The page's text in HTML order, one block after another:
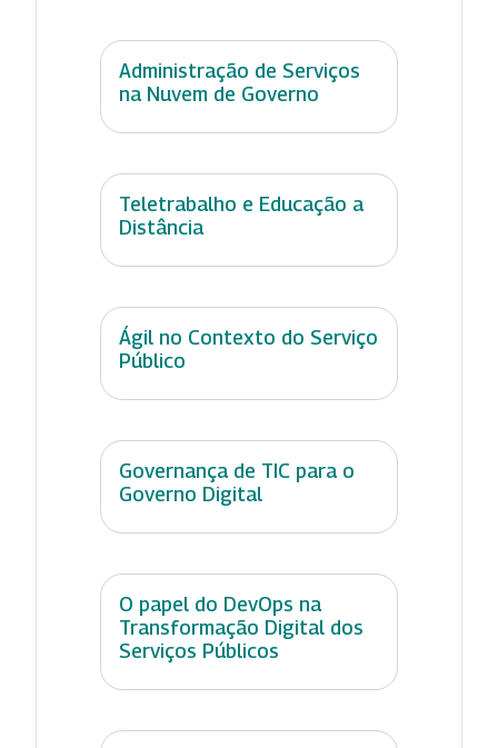
Administração de Serviços
na Nuvem de Governo
Teletrabalho e Educação a
Distância
Ágil no Contexto do Serviço
Público
Governança de TIC para o
Governo Digital
O papel do DevOps na
Transformação Digital dos
Serviços Públicos